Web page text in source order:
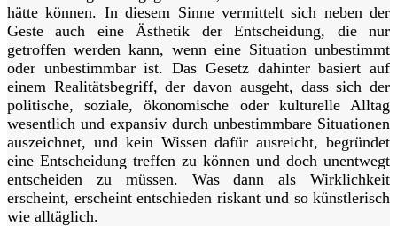
hätte können. In diesem Sinne vermittelt sich neben der
Geste auch eine Ästhetik der Entscheidung, die nur
getroffen werden kann, wenn eine Situation unbestimmt
oder unbestimmbar ist. Das Gesetz dahinter basiert auf
einem Realitätsbegriff, der davon ausgeht, dass sich der
politische, soziale, ökonomische oder kulturelle Alltag
wesentlich und expansiv durch unbestimmbare Situationen
auszeichnet, und kein Wissen dafür ausreicht, begründet
eine Entscheidung treffen zu können und doch unentwegt
entscheiden zu müssen. Was dann als Wirklichkeit
erscheint, erscheint entschieden riskant und so künstlerisch
wie alltäglich.